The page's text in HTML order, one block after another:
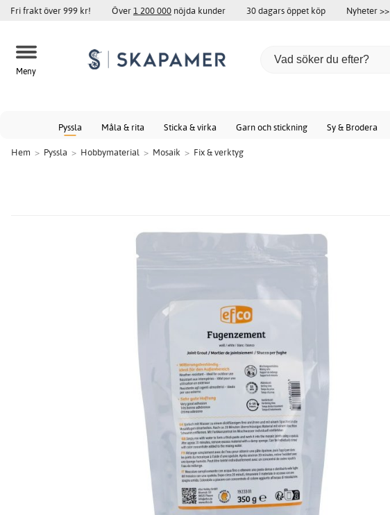
Fri frakt över 999 kr! Över1 200 000 nöjda kunder 30 dagars öppet köp Nyheter >>
Meny
Pyssla Måla & rita Sticka & virka Garn och stickning Sy & Brodera
Hem > Pyssla > Hobbymaterial > Mosaik > Fix & verktyg